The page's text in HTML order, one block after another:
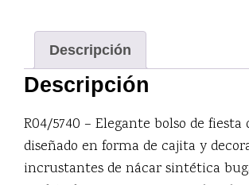
Descripción
Descripción
R04/5740 – Elegante bolso de
diseñado en forma de cajita y
incrustantes de nácar sintética